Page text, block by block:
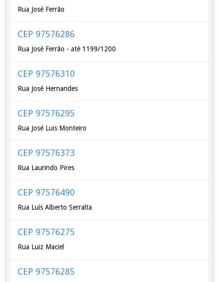
Rua José Ferrão
CEP 97576286
Rua José Ferrão - até 1199/1200
CEP 97576310
Rua José Hernandes
CEP 97576295
Rua José Luis Monteiro
CEP 97576373
Rua Laurindo Pires
CEP 97576490
Rua Luís Alberto Serralta
CEP 97576275
Rua Luiz Maciel
CEP 97576285